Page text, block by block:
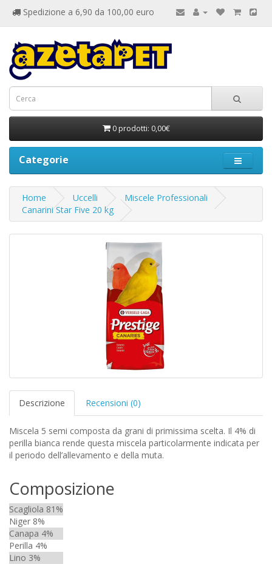
Spedizione a 6,90 da 100,00 euro
0 prodotti: 0,00€
Categorie
Home Uccelli
Miscele Professionali
Canarini Star Five 20 kg
Descrizione Recensioni (0)
Miscela 5 semi composta da grani di primissima scelta. Il 4% di
perilla bianca rende questa miscela particolarmente indicata per
il periodo dell’allevamento e della muta.
Composizione
Scagliola 81%
Niger 8%
Canapa 4%
Perilla 4%
Lino 3%